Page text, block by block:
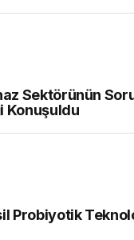
Sektörünün
Konuşuldu
Probiyotik